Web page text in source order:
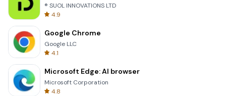
® SUOL INNOVATIONS LTD
4.9
Google Chrome
Google LLC
4.1
Microsoft Edge: AI browser
Microsoft Corporation
4.8